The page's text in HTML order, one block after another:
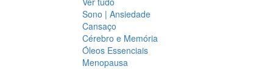
Sono | Ansiedade
Cansaço
Cérebro e Memória
Óleos Essenciais
Menopausa